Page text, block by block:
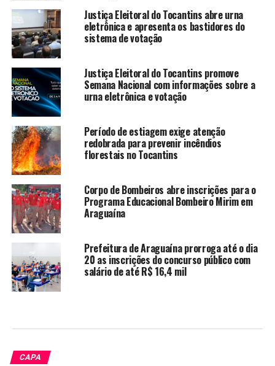
Justiça Eleitoral do Tocantins abre urna
eletrônica e apresenta os bastidores do
sistema de votação
Justiça Eleitoral do Tocantins promove
Semana Nacional com informações sobre a
urna eletrônica e votação
Período de estiagem exige atenção
redobrada para prevenir incêndios
florestais no Tocantins
Corpo de Bombeiros abre inscrições para o
Programa Educacional Bombeiro Mirim em
Araguaína
Prefeitura de Araguaína prorroga até o dia
20 as inscrições do concurso público com
salário de até R$ 16,4 mil
CAPA